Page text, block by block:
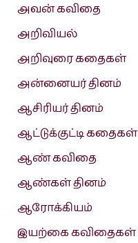
அவன் கவிதை
அறிவியல்
அறிவுரை கதைகள்
அன்னையர் தினம்
ஆசிரியர் தினம்
ஆட்டுக்குட்டி கதைகள்
ஆண் கவிதை
ஆண்கள் தினம்
ஆரோக்கியம்
இயற்கை கவிதைகள்